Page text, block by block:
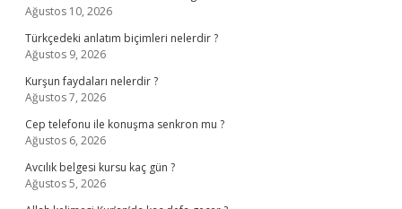
Ağustos 10, 2026
Türkçedeki anlatım biçimleri nelerdir ?
Ağustos 9, 2026
Kurşun faydaları nelerdir ?
Ağustos 7, 2026
Cep telefonu ile konuşma senkron mu ?
Ağustos 6, 2026
Avcılık belgesi kursu kaç gün ?
Ağustos 5, 2026